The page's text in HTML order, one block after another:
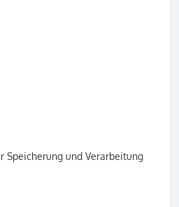
Speicherung und Verarbeitung